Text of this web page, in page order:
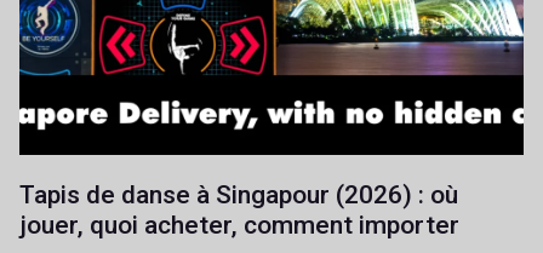
Tapis de danse à Singapour (2026) : où
jouer, quoi acheter, comment importer